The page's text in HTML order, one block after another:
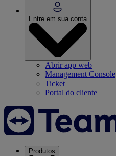
Entre em sua conta
Abrir app web
Management Console
Ticket
Portal do cliente
Produtos